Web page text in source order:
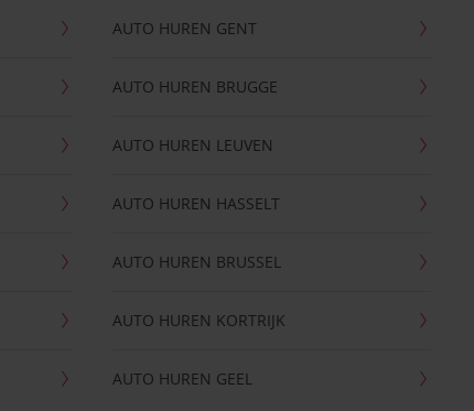
AUTO HUREN GENT
AUTO HUREN BRUGGE
AUTO HUREN LEUVEN
AUTO HUREN HASSELT
AUTO HUREN BRUSSEL
AUTO HUREN KORTRIJK
AUTO HUREN GEEL